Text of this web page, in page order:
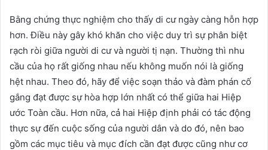
Bằng chứng thực nghiệm cho thấy di cư ngày càng hỗn hợp
hơn. Điều này gây khó khăn cho việc duy trì sự phân biệt
rạch ròi giữa người di cư và người tị nạn. Thường thì nhu
cầu của họ rất giống nhau nếu không muốn nói là giống
hệt nhau. Theo đó, hãy để việc soạn thảo và đàm phán cố
gắng đạt được sự hòa hợp lớn nhất có thể giữa hai Hiệp
ước Toàn cầu. Hơn nữa, cả hai Hiệp định phải có tác động
thực sự đến cuộc sống của người dân và do đó, nên bao
gồm các mục tiêu và mục đích cần đạt được cũng như cơ